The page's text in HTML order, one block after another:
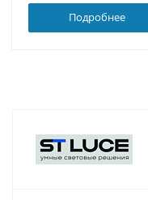
Подробнее